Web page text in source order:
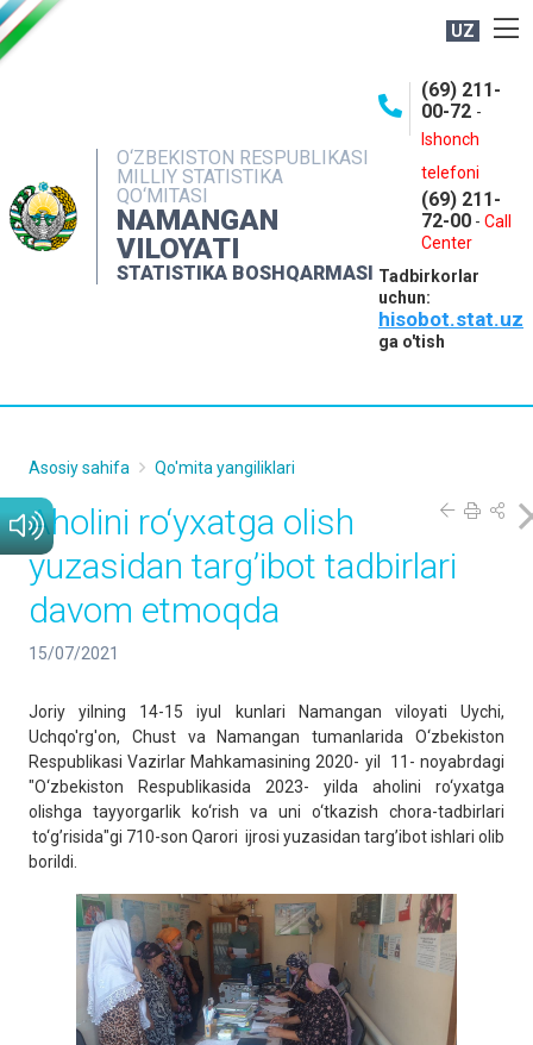
UZ
O‘ZBEKISTON RESPUBLIKASI
MILLIY STATISTIKA
QO‘MITASI
NAMANGAN
VILOYATI
STATISTIKA BOSHQARMASI
(69) 211-
00-72 -
Ishonch
telefoni
(69) 211-
72-00 - Call
Center
Tadbirkorlar
uchun:
hisobot.stat.uz
ga o'tish
NASHRLAR
INTERAKTIV XIZMATLAR
MATBUOT XIZMATI
MUROJAATLAR
Asosiy sahifa Qo'mita yangiliklari
Aholini ro‘yxatga olish
yuzasidan targ’ibot tadbirlari
davom etmoqda
15/07/2021
Joriy yilning 14-15 iyul kunlari Namangan viloyati Uychi,
Uchqo'rg'on, Chust va Namangan tumanlarida O‘zbekiston
Respublikasi Vazirlar Mahkamasining 2020- yil 11- noyabrdagi
"O‘zbekiston Respublikasida 2023- yilda aholini ro‘yxatga
olishga tayyorgarlik ko‘rish va uni o‘tkazish chora-tadbirlari
to‘g’risida"gi 710-son Qarori ijrosi yuzasidan targ’ibot ishlari olib
borildi.